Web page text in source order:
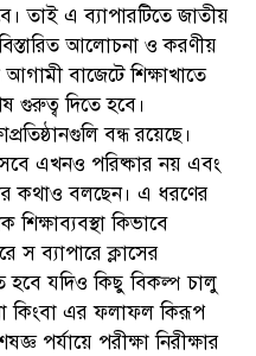
তাই এ ব্যাপারটিতে জাতীয়
বিস্তারিত আলোচনা ও করণীয়
বাজেটে শিক্ষাখাতে
গুরুত্ব দিতে হবে।
বন্ধ রয়েছে।
এখনও পরিষ্কার নয় এবং
কথাও বলছেন। এ ধরণের
শিক্ষাব্যবস্থা কিভাবে
স ব্যাপারে ক্লাসের
হবে যদিও কিছু বিকল্প চালু
কিংবা এর ফলাফল কিরূপ
পর্যায়ে পরীক্ষা নিরীক্ষার